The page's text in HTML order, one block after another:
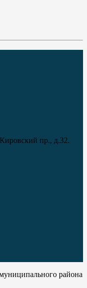
пр., д.32.
района